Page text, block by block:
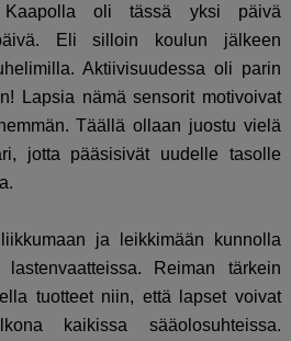
oli tässä yksi päivä
Eli silloin koulun jälkeen
Aktiivisuudessa oli parin
Lapsia nämä sensorit motivoivat
Täällä ollaan juostu vielä
jotta pääsisivät uudelle tasolle
ja leikkimään kunnolla
Reiman tärkein
tuotteet niin, että lapset voivat
kaikissa sääolosuhteissa.